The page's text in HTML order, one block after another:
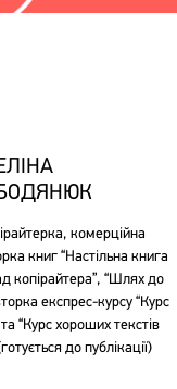
комерційна
книг “Настільна книга
копірайтера”, “Шлях до
експрес-курсу “Курс
“Курс хороших текстів
до публікації)